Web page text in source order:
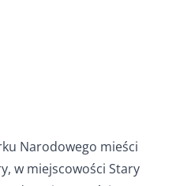
Narodowego mieści
w miejscowości Stary